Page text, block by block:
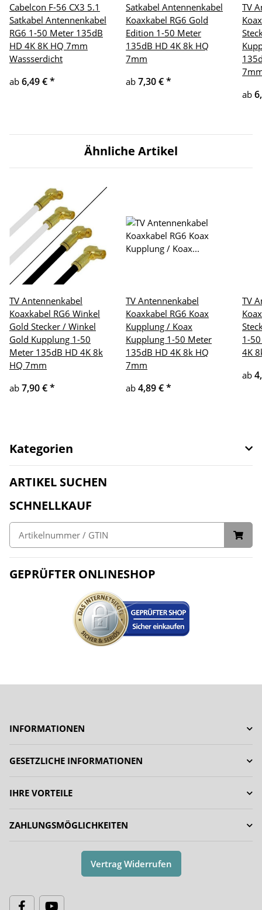
Cabelcon F-56 CX3 5.1
Satkabel Antennenkabel
RG6 1-50 Meter 135dB
HD 4K 8K HQ 7mm
Wassserdicht
ab 6,49 €*
Satkabel Antennenkabel
Koaxkabel RG6 Gold
Edition 1-50 Meter
135dB HD 4K 8k HQ
7mm
ab 7,30 €*
TV
ab
Ähnliche Artikel
TV Antennenkabel
Koaxkabel RG6 Winkel
Gold Stecker / Winkel
Gold Kupplung 1-50
Meter 135dB HD 4K 8k
HQ 7mm
ab 7,90 €*
TV Antennenkabel
Koaxkabel RG6 Koax
Kupplung / Koax
Kupplung 1-50 Meter
135dB HD 4K 8k HQ
7mm
ab 4,89 €*
TV
1-
4K
ab
Kategorien
ARTIKEL SUCHEN
SCHNELLKAUF
GEPRÜFTER ONLINESHOP
INFORMATIONEN
GESETZLICHE INFORMATIONEN
IHRE VORTEILE
ZAHLUNGSMÖGLICHKEITEN
Vertrag Widerrufen